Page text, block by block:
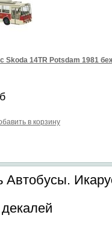
Skoda 14TR Potsdam 1981
в корзину
Автобусы.